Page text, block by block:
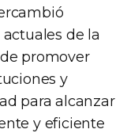
de la
promover
y
para alcanzar
y eficiente